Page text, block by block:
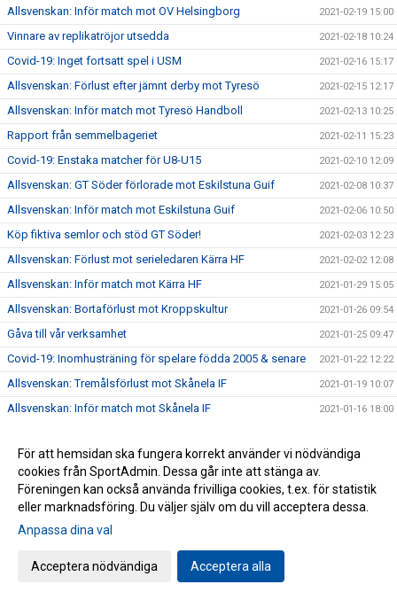
Allsvenskan: Inför match mot OV Helsingborg 2021-02-19 15:00
Vinnare av replikatröjor utsedda 2021-02-18 10:24
Covid-19: Inget fortsatt spel i USM 2021-02-16 15:17
Allsvenskan: Förlust efter jämnt derby mot Tyresö 2021-02-15 12:17
Allsvenskan: Inför match mot Tyresö Handboll 2021-02-13 10:25
Rapport från semmelbageriet 2021-02-11 15:23
Covid-19: Enstaka matcher för U8-U15 2021-02-10 12:09
Allsvenskan: GT Söder förlorade mot Eskilstuna Guif 2021-02-08 10:37
Allsvenskan: Inför match mot Eskilstuna Guif 2021-02-06 10:50
Köp fiktiva semlor och stöd GT Söder! 2021-02-03 12:23
Allsvenskan: Förlust mot serieledaren Kärra HF 2021-02-02 12:08
Allsvenskan: Inför match mot Kärra HF 2021-01-29 15:05
Allsvenskan: Bortaförlust mot Kroppskultur 2021-01-26 09:54
Gåva till vår verksamhet 2021-01-25 09:47
Covid-19: Inomhusträning för spelare födda 2005 & senare 2021-01-22 12:22
Allsvenskan: Tremålsförlust mot Skånela IF 2021-01-19 10:07
Allsvenskan: Inför match mot Skånela IF 2021-01-16 18:00
Covid-19: Uppdatering ang. träning och matcher 2021-01-15 16:00
Allsvenskan: Bortaförlust mot HK Aranäs 2021-01-12 10:04
Allsvenskan: Positiv känsla trots förlust mot AIK 2021-01-07 15:24
Allsvenskan: Inför match mot AIK
Covid-19: Inställda träningar t o m 24/1 - uppd. 7/1
Covid-19: Besked från StHF ang. tävlingsverksamheten
För att hemsidan ska fungera korrekt använder vi nödvändiga
cookies från SportAdmin. Dessa går inte att stänga av.
Föreningen kan också använda frivilliga cookies, t.ex. för statistik
eller marknadsföring. Du väljer själv om du vill acceptera dessa.
Anpassa dina val
Acceptera nödvändiga Acceptera alla